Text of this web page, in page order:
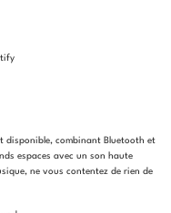
disponible, combinant Bluetooth et
espaces avec un son haute
ne vous contentez de rien de